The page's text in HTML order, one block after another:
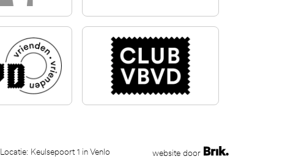
Locatie: Keulsepoort 1 in Venlo website door